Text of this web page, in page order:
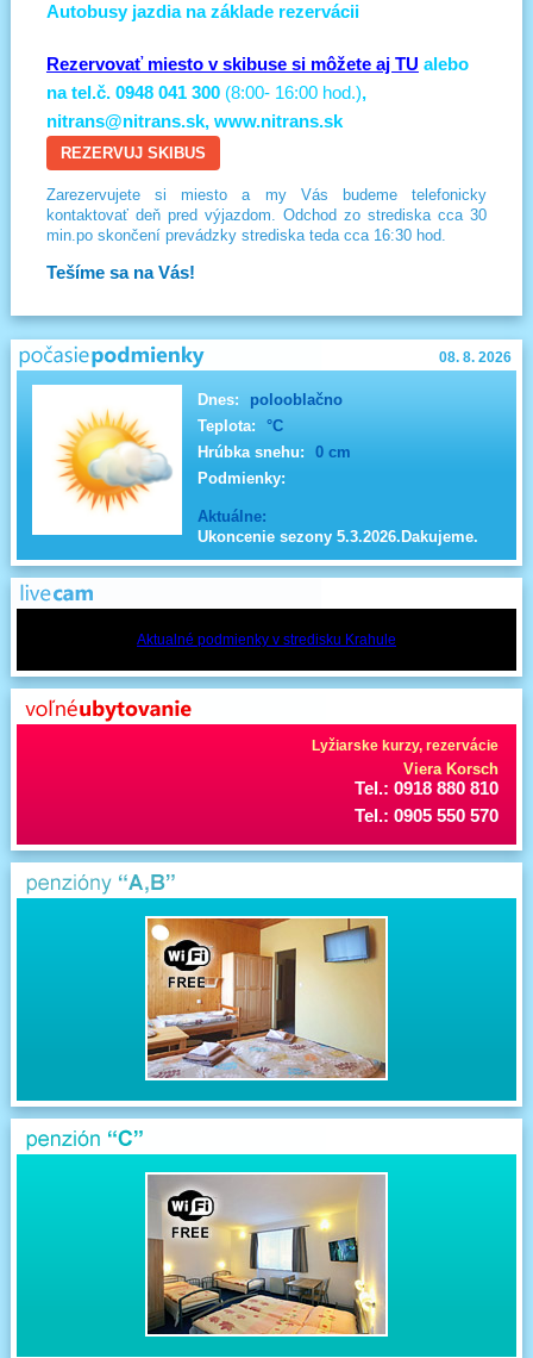
Autobusy jazdia na základe rezervácii
Rezervovať miesto v skibuse si môžete aj TU alebo
na tel.č. 0948 041 300 (8:00- 16:00 hod.),
nitrans@nitrans.sk, www.nitrans.sk
REZERVUJ SKIBUS
Zarezervujete si miesto a my Vás budeme telefonicky
kontaktovať deň pred výjazdom. Odchod zo strediska cca 30
min.po skončení prevádzky strediska teda cca 16:30 hod.
Tešíme sa na Vás!
08. 8. 2026
Dnes:
polooblačno
Teplota:
°C
Hrúbka snehu:
0 cm
Podmienky:
Aktuálne:
Ukoncenie sezony 5.3.2026.Dakujeme.
Aktualné podmienky v stredisku Krahule
Lyžiarske kurzy, rezervácie
Viera Korsch
Tel.: 0918 880 810
Tel.: 0905 550 570